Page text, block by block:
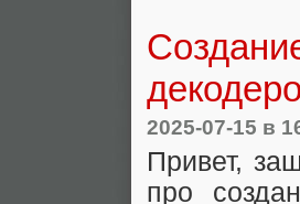
2025-07-15 в
Привет,
про